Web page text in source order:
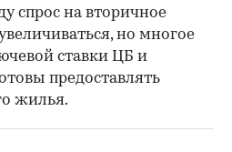
спрос на вторичное
но многое
ставки ЦБ и
предоставлять
жилья.